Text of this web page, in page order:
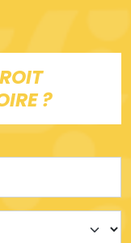
?